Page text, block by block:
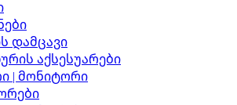
დამცავი
აქსესუარები
| მონიტორი